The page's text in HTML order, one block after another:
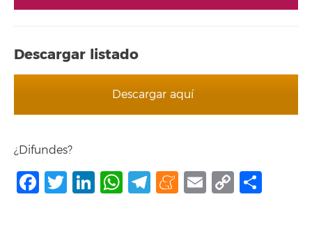
Descargar listado
Descargar aquí
¿Difundes?
Facebook
Twitter
LinkedIn
WhatsApp
Telegram
Meneame
Email
Copy